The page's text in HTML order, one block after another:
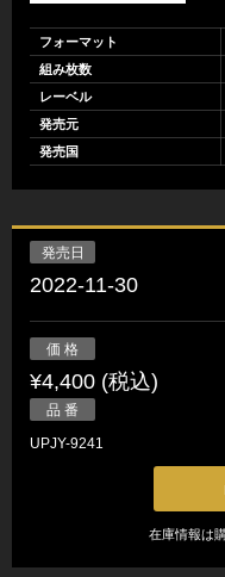
フォーマット
組み枚数
レーベル
発売元
発売国
発売日
2022-11-30
価 格
¥4,400 (税込)
品 番
UPJY-9241
在庫情報は